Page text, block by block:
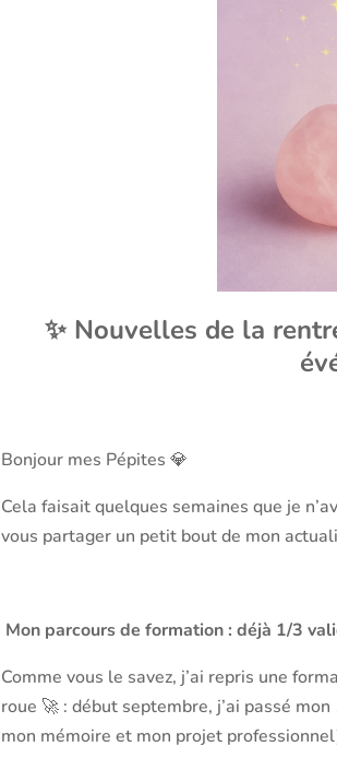
✨ Nouvelles de la
Bonjour mes Pépites 💎
Cela faisait quelques semaines que je
vous partager un petit bout de mon
Mon parcours de formation : déjà 1/3
Comme vous le savez, j’ai repris une
roue 🚀 : début septembre, j’ai passé
mon mémoire et mon projet